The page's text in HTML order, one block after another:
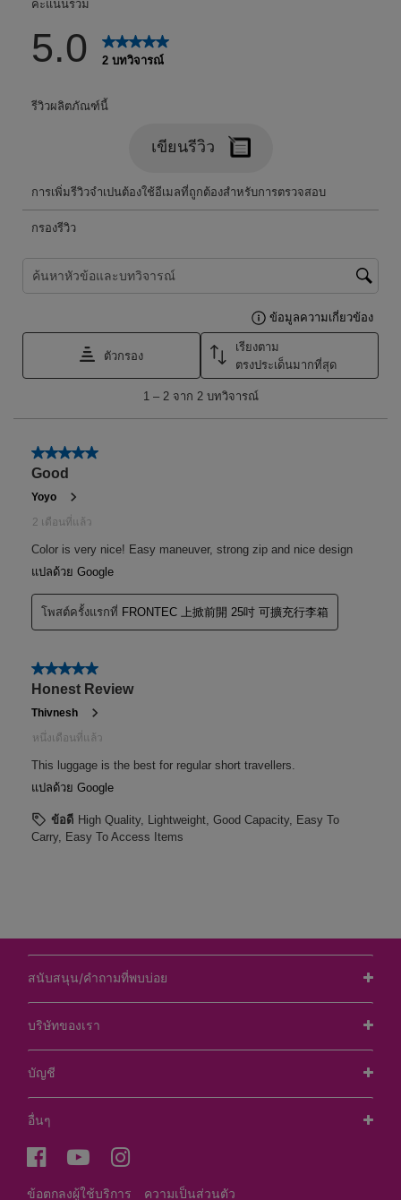
สนับสนุน/คำถามที่พบบ่อย
บริษัทของเรา
บัญชี
อื่นๆ
ข้อตกลงผู้ใช้บริการ ความเป็นส่วนตัว